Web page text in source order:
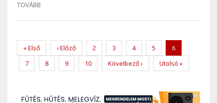
TOVÁBB
Pagination
First
page
« Első
Previous
page
‹ Előző Page
2 Page
3 Page
4 Page
5
Current
page
6
Page
7 Page
8 Page
9 Page
10
Next
page
Következő ›
Last
page
Utolsó »